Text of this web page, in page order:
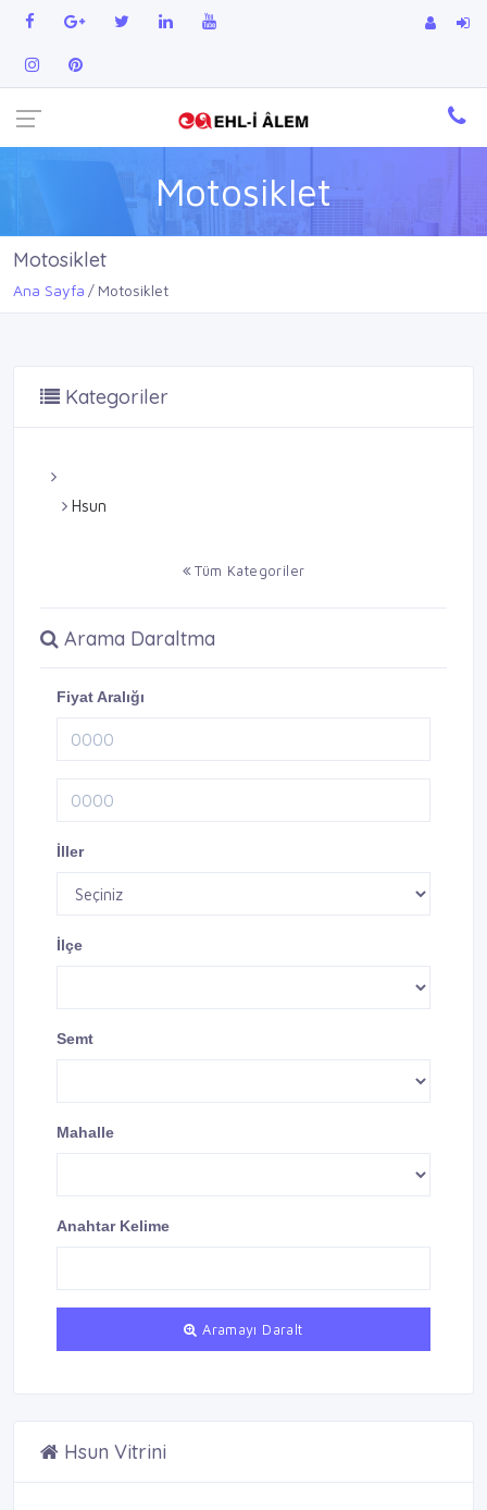
Motosiklet
Motosiklet
Ana Sayfa Motosiklet
Kategoriler
Hsun
Tüm Kategoriler
Arama Daraltma
Fiyat Aralığı
İller
İlçe
Semt
Mahalle
Anahtar Kelime
Aramayı Daralt
Hsun Vitrini